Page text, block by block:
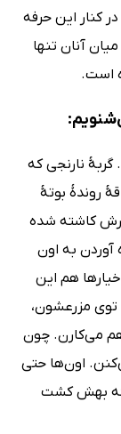
کنار این حرفه
آنان تنها
است.
نارنجی که
روندۀ بوتۀ
کاشته شده
آوردن به اون
هم این
مزرعشون،
هم می‌کارن. چون
اون‌ها حتی
که بهش کشت